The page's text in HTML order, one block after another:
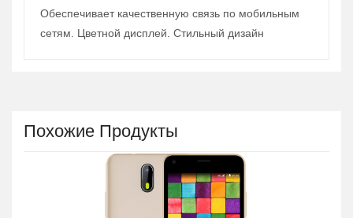
Обеспечивает качественную связь по мобильным
сетям. Цветной дисплей. Стильный дизайн
Похожие Продукты